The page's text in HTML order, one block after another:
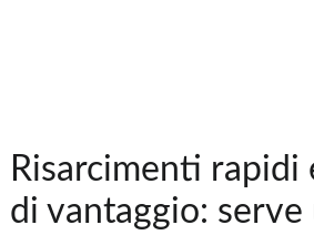
Risarcimenti rapidi
di vantaggio: